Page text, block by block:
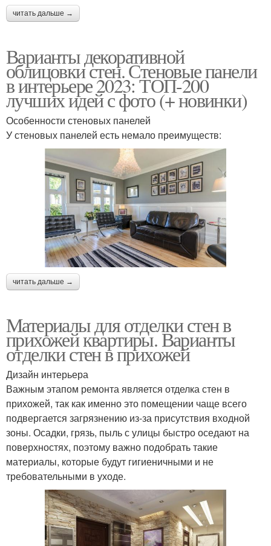
читать дальше →
Варианты декоративной
облицовки стен. Стеновые панели
в интерьере 2023: ТОП-200
лучших идей с фото (+ новинки)
Особенности стеновых панелей
У стеновых панелей есть немало преимуществ:
читать дальше →
Материалы для отделки стен в
прихожей квартиры. Варианты
отделки стен в прихожей
Дизайн интерьера
Важным этапом ремонта является отделка стен в
прихожей, так как именно это помещении чаще всего
подвергается загрязнению из-за присутствия входной
зоны. Осадки, грязь, пыль с улицы быстро оседают на
поверхностях, поэтому важно подобрать такие
материалы, которые будут гигиеничными и не
требовательными в уходе.